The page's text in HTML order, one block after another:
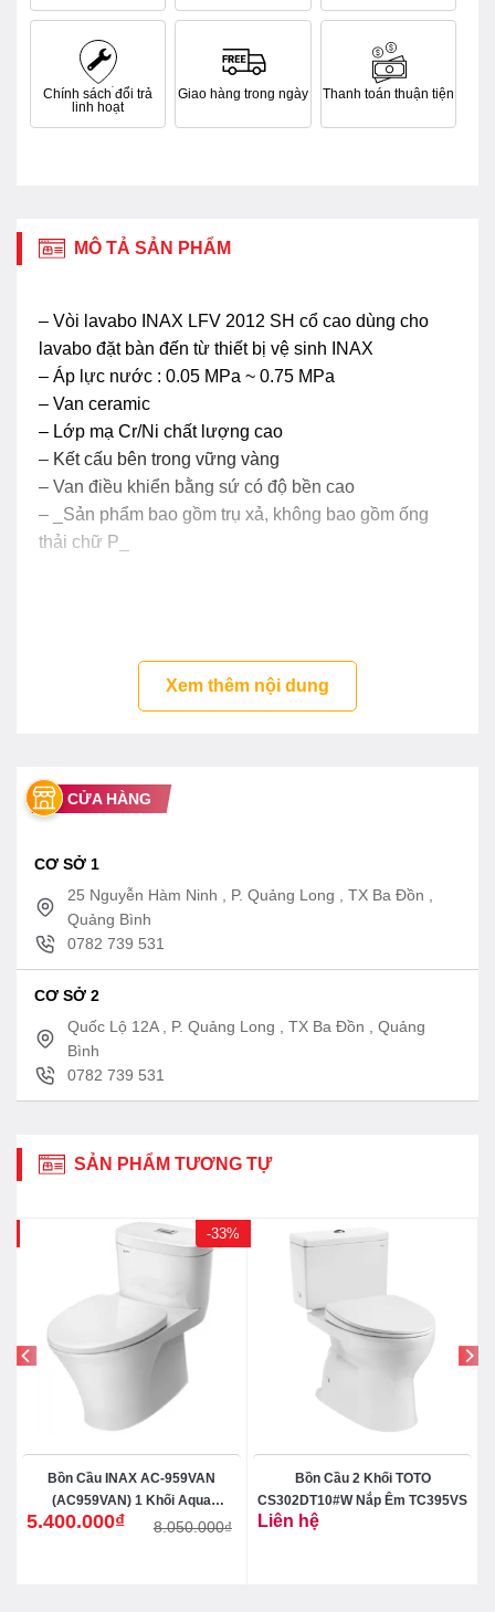
Chính sách đổi trả
linh hoạt
Giao hàng trong ngày Thanh toán thuận tiện
MÔ TẢ SẢN PHẨM
– Vòi lavabo INAX LFV 2012 SH cổ cao dùng cho
lavabo đặt bàn đến từ thiết bị vệ sinh INAX
– Áp lực nước : 0.05 MPa ~ 0.75 MPa
– Van ceramic
– Lớp mạ Cr/Ni chất lượng cao
– Kết cấu bên trong vững vàng
– Van điều khiển bằng sứ có độ bền cao
– _Sản phẩm bao gồm trụ xả, không bao gồm ống
thải chữ P_
Xem thêm nội dung
CỬA HÀNG
CƠ SỞ 1
25 Nguyễn Hàm Ninh , P. Quảng Long , TX Ba Đồn ,
Quảng Bình
0782 739 531
CƠ SỞ 2
Quốc Lộ 12A , P. Quảng Long , TX Ba Đồn , Quảng
Bình
0782 739 531
SẢN PHẨM TƯƠNG TỰ
-33%
Bồn Cầu INAX AC-959VAN
(AC959VAN) 1 Khối Aqua
Ceramic8.050.000₫
Giá
5.400.000₫
Giá
Bồn Cầu 2 Khối TOTO
CS302DT10#W Nắp Êm TC395VS
Liên hệ